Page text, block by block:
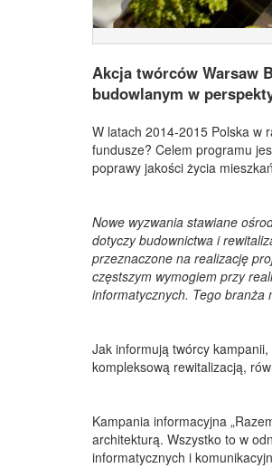
Akcja twórców Warsaw
budowlanym w
W latach 2014-2015 Polska w
fundusze? Celem programu
poprawy jakości życia
Nowe wyzwania stawiane
dotyczy budownictwa i
przeznaczone na realizację
częstszym wymogiem przy
informatycznych. Tego branża
Jak informują twórcy
kompleksową rewitalizacją,
Kampania informacyjna
architekturą. Wszystko to w
informatycznych i